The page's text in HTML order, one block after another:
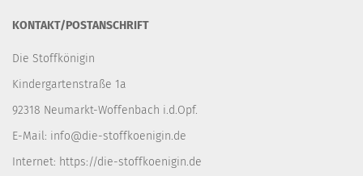
KONTAKT/POSTANSCHRIFT
Die Stoffkönigin
Kindergartenstraße 1a
92318 Neumarkt-Woffenbach i.d.Opf.
E-Mail: info@die-stoffkoenigin.de
Internet: https://die-stoffkoenigin.de